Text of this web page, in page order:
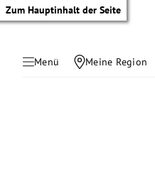
Zum Hauptinhalt der Seite
Menü Meine Region